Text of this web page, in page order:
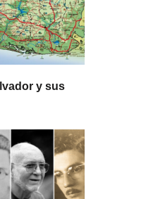
y sus